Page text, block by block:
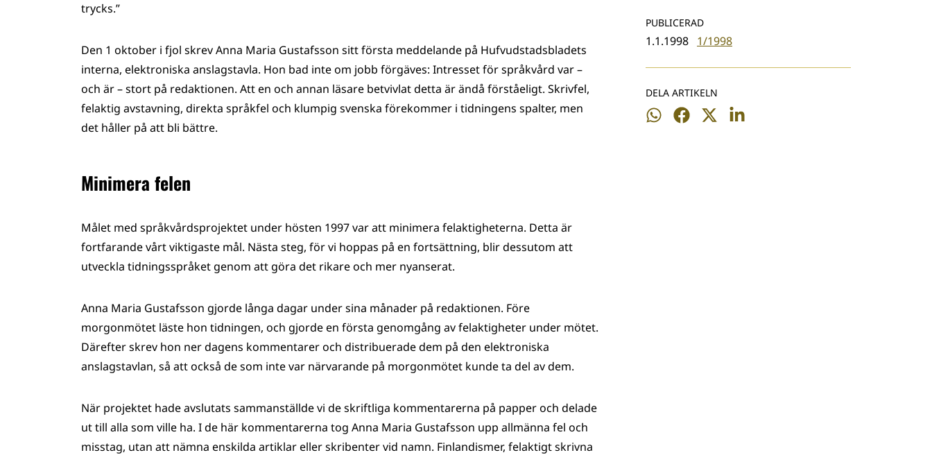
PUBLICERAD
1.1.1998 1/1998
DELA ARTIKELN
Dela
Dela
Dela
Dela
trycks.”
Den 1 oktober i fjol skrev Anna Maria Gustafsson sitt första meddelande på Hufvudstadsbladets
interna, elektroniska anslagstavla. Hon bad inte om jobb förgäves: Intresset för språkvård var –
och är – stort på redaktionen. Att en och annan läsare betvivlat detta är ändå förståeligt. Skrivfel,
felaktig avstavning, direkta språkfel och klumpig svenska förekommer i tidningens spalter, men
det håller på att bli bättre.
Minimera felen
Målet med språkvårdsprojektet under hösten 1997 var att minimera felaktigheterna. Detta är
fortfarande vårt viktigaste mål. Nästa steg, för vi hoppas på en fortsättning, blir dessutom att
utveckla tidningsspråket genom att göra det rikare och mer nyanserat.
Anna Maria Gustafsson gjorde långa dagar under sina månader på redaktionen. Före
morgonmötet läste hon tidningen, och gjorde en första genomgång av felaktigheter under mötet.
Därefter skrev hon ner dagens kommentarer och distribuerade dem på den elektroniska
anslagstavlan, så att också de som inte var närvarande på morgonmötet kunde ta del av dem.
När projektet hade avslutats sammanställde vi de skriftliga kommentarerna på papper och delade
ut till alla som ville ha. I de här kommentarerna tog Anna Maria Gustafsson upp allmänna fel och
misstag, utan att nämna enskilda artiklar eller skribenter vid namn. Finlandismer, felaktigt skrivna